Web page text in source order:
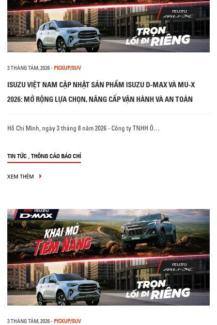
3 THÁNG TÁM, 2026- PICKUP/SUV
ISUZU VIỆT NAM CẬP NHẬT SẢN PHẨM ISUZU D-MAX VÀ MU-X
2026: MỞ RỘNG LỰA CHỌN, NÂNG CẤP VẬN HÀNH VÀ AN TOÀN
Hồ Chí Minh, ngày 3 tháng 8 năm 2026 - Công ty TNHH Ô…
TIN TỨC , THÔNG CÁO BÁO CHÍ
XEM THÊM
3 THÁNG TÁM, 2026- PICKUP/SUV